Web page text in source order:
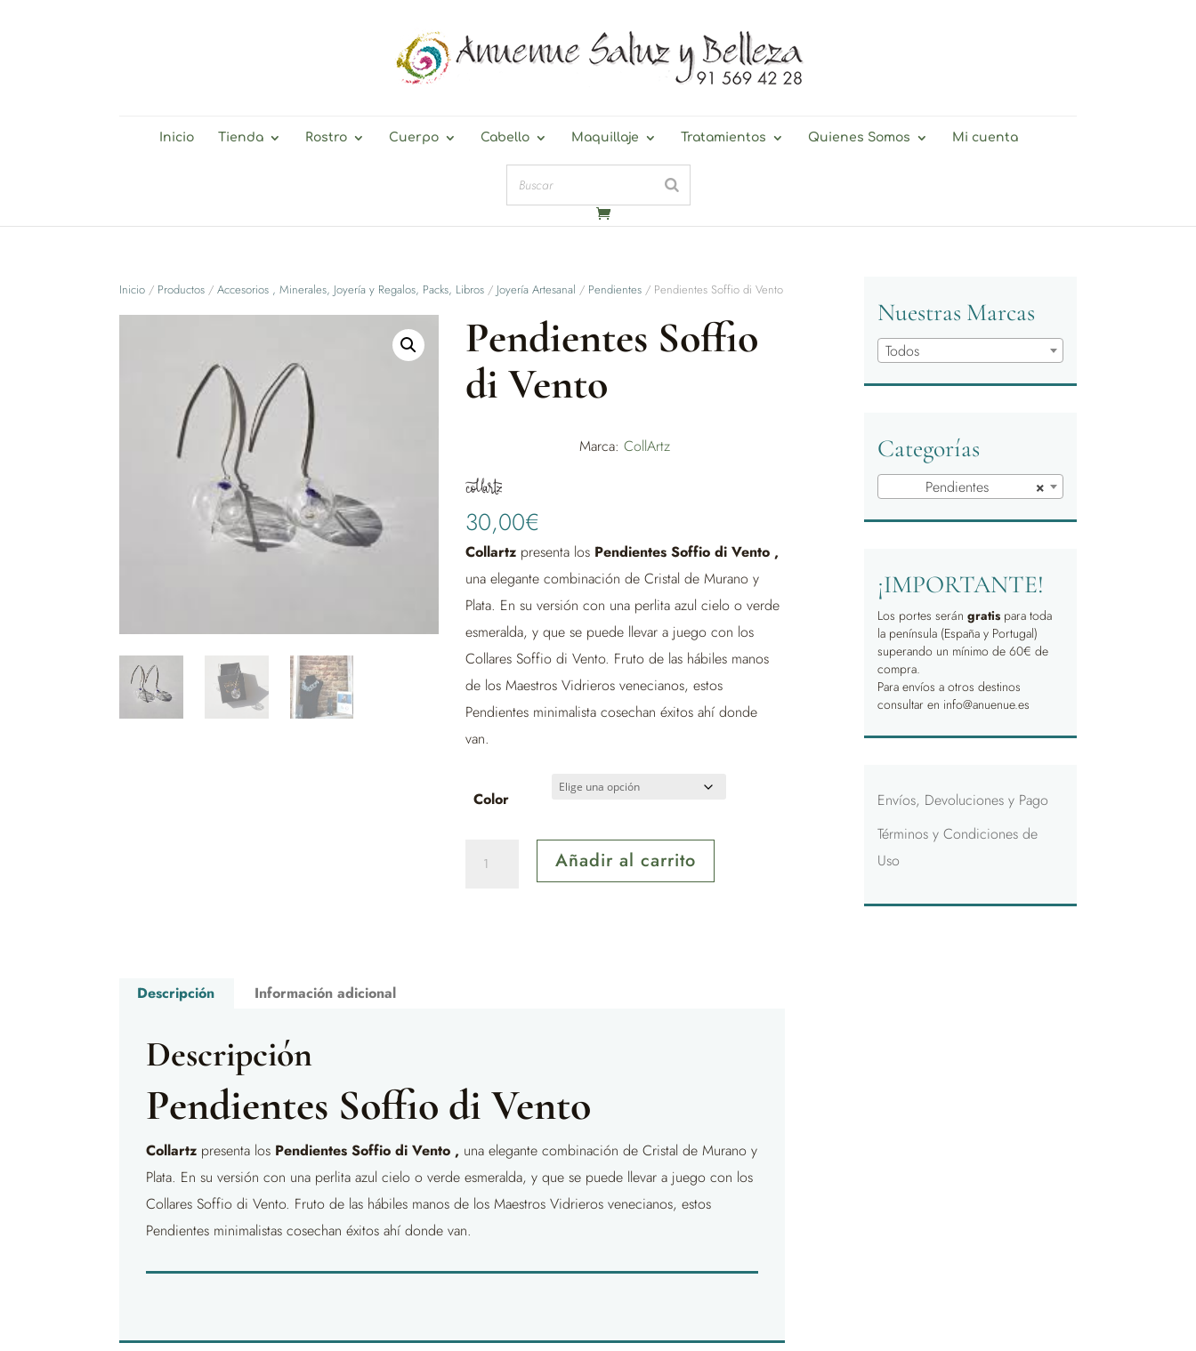
Inicio Tienda Rostro Cuerpo Cabello Maquillaje Tratamientos Quienes Somos Mi cuenta
Inicio / Productos /Accesorios , Minerales, Joyería y Regalos, Packs, Libros / Joyería Artesanal / Pendientes / Pendientes Soffio di Vento
Pendientes Soffio
di Vento
Marca:CollArtz
30,00€
Collartz presenta los Pendientes Soffio di Vento ,
una elegante combinación de Cristal de Murano y
Plata. En su versión con una perlita azul cielo o verde
esmeralda, y que se puede llevar a juego con los
Collares Soffio di Vento. Fruto de las hábiles manos
de los Maestros Vidrieros venecianos, estos
Pendientes minimalista cosechan éxitos ahí donde
van.
Color
Añadir al carrito
Descripción Información adicional
Descripción
Pendientes Soffio di Vento
Collartz presenta los Pendientes Soffio di Vento , una elegante combinación de Cristal de Murano y
Plata. En su versión con una perlita azul cielo o verde esmeralda, y que se puede llevar a juego con los
Collares Soffio di Vento. Fruto de las hábiles manos de los Maestros Vidrieros venecianos, estos
Pendientes minimalistas cosechan éxitos ahí donde van.
Nuestras Marcas
Todos
Categorías
×
Pendientes
¡IMPORTANTE!
Los portes serán gratispara toda
la península (España y Portugal)
superando un mínimo de 60€ de
compra.
Para envíos a otros destinos
consultar en info@anuenue.es
Envíos, Devoluciones y Pago
Términos y Condiciones de
Uso